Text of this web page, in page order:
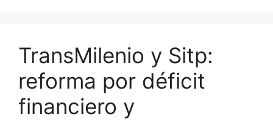
TransMilenio y Sitp:
reforma por déficit
financiero y